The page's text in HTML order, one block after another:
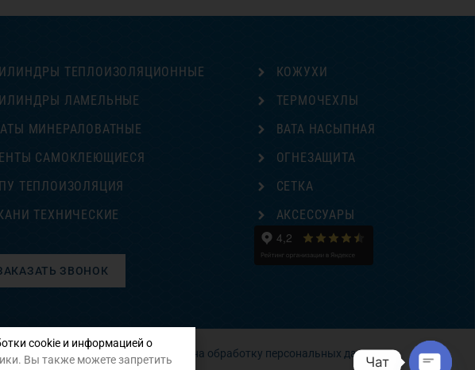
ТЕПЛОИЗОЛЯЦИОННЫЕ
ЛАМЕЛЬНЫЕ
МИНЕРАЛОВАТНЫЕ
САМОКЛЕЮЩИЕСЯ
ТЕПЛОИЗОЛЯЦИЯ
ТЕХНИЧЕСКИЕ
ЗВОНОК
КОЖУХИ
ТЕРМОЧЕХЛЫ
ВАТА НАСЫПНАЯ
ОГНЕЗАЩИТА
СЕТКА
АКСЕССУАРЫ
Согласие на обработку персональных данных
cookie и информацией о
Вы также можете запретить
Чат